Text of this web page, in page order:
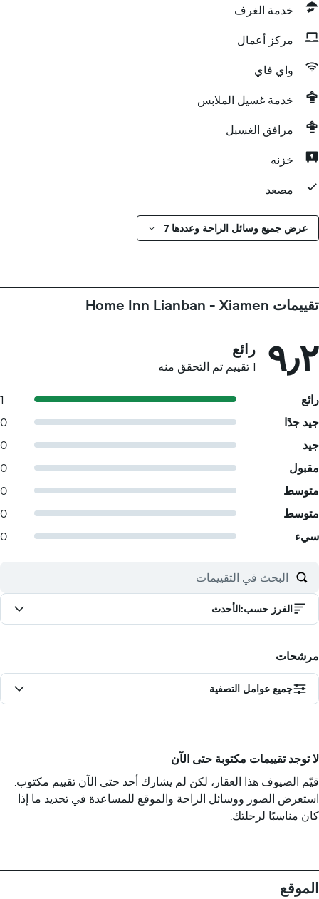
خدمة الغرف
مركز أعمال
واي فاي
خدمة غسيل الملابس
مرافق الغسيل
خزنه
مصعد
عرض جميع وسائل الراحة وعددها 7
تقييمات Home Inn Lianban - Xiamen
٩٫٢ رائع
1 تقييم تم التحقق منه
رائع
1
جيد جدًا
0
جيد
0
مقبول
0
متوسط
0
متوسط
0
سيء
0
الفرز حسب:الأحدث
مرشحات
جميع عوامل التصفية
لا توجد تقييمات مكتوبة حتى الآن
قيّم الضيوف هذا العقار، لكن لم يشارك أحد حتى الآن تقييم مكتوب.
استعرض الصور ووسائل الراحة والموقع للمساعدة في تحديد ما إذا
كان مناسبًا لرحلتك.
الموقع